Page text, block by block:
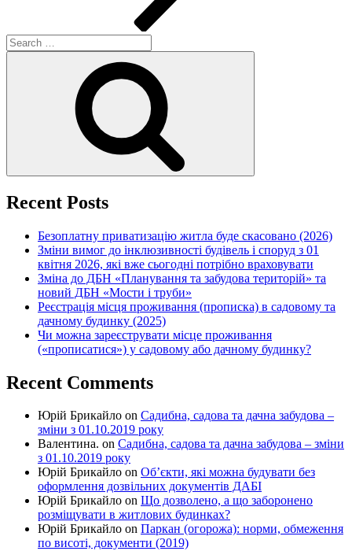
Search
for:
Recent Posts
Безоплатну приватизацію житла буде скасовано (2026)
Зміни вимог до інклюзивності будівель і споруд з 01
квітня 2026, які вже сьогодні потрібно враховувати
Зміна до ДБН «Планування та забудова територій» та
новий ДБН «Мости і труби»
Реєстрація місця проживання (прописка) в садовому та
дачному будинку (2025)
Чи можна зареєструвати місце проживання
(«прописатися») у садовому або дачному будинку?
Recent Comments
Юрій Брикайло on Садибна, садова та дачна забудова –
зміни з 01.10.2019 року
Валентина. on Садибна, садова та дачна забудова – зміни
з 01.10.2019 року
Юрій Брикайло on Об’єкти, які можна будувати без
оформлення дозвільних документів ДАБІ
Юрій Брикайло on Що дозволено, а що заборонено
розміщувати в житлових будинках?
Юрій Брикайло on Паркан (огорожа): норми, обмеження
по висоті, документи (2019)